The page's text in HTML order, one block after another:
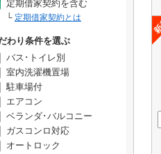
定期借家契約を含む
定期借家契約とは
わり条件を選ぶ
バス･トイレ別
室内洗濯機置場
駐車場付
エアコン
ベランダ･バルコニー
ガスコンロ対応
オートロック